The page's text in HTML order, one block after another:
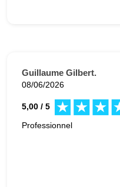
Guillaume Gilbert.
08/06/2026
5,00 / 5
Professionnel